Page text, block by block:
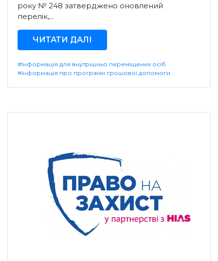
року № 248 затверджено оновлений
перелік,...
ЧИТАТИ ДАЛІ
#Інформація для внутрішньо переміщених осіб
#Інформація про програми грошової допомоги